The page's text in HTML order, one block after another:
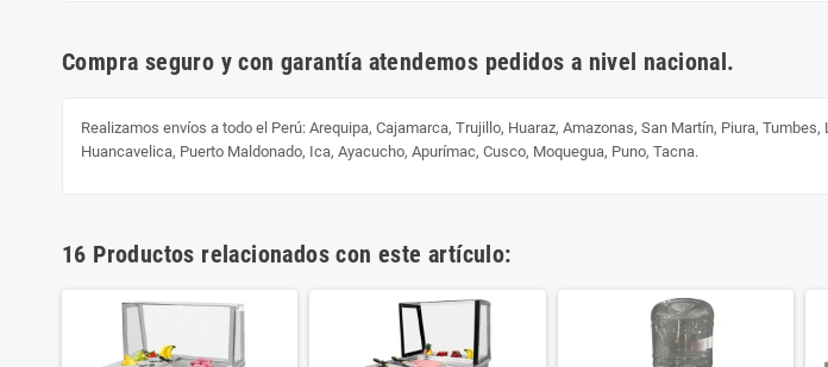
Compra seguro y con garantía atendemos pedidos a nivel nacional.
Realizamos envíos a todo el Perú: Arequipa, Cajamarca, Trujillo, Huaraz, Amazonas, San Martín, Piura,
Huancavelica, Puerto Maldonado, Ica, Ayacucho, Apurímac, Cusco, Moquegua, Puno, Tacna.
16 Productos relacionados con este artículo: